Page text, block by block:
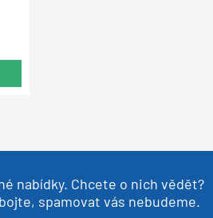
nabídky. Chcete o nich vědět?
spamovat vás nebudeme.